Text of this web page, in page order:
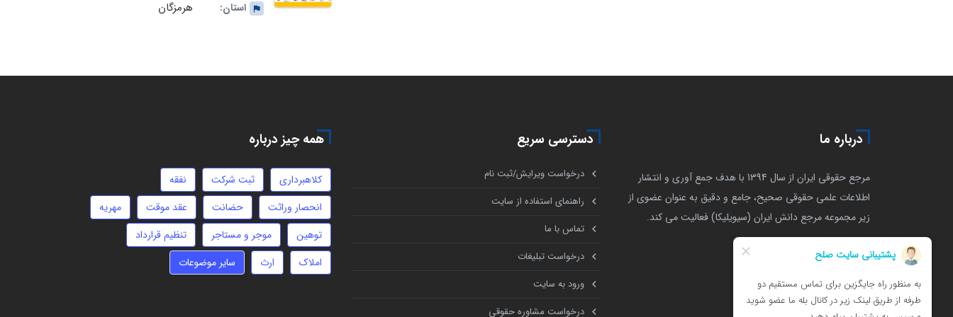
استان: هرمزگان
درباره ما
مرجع حقوقی ایران از سال 1394 با هدف جمع آوری و انتشار
اطلاعات علمی حقوقی صحیح، جامع و دقیق به عنوان عضوی از
زیر مجموعه مرجع دانش ایران (سیویلیکا) فعالیت می کند.
دسترسی سریع
درخواست ویرایش/ثبت نام
راهنمای استفاده از سایت
تماس با ما
درخواست تبلیغات
ورود به سایت
درخواست مشاوره حقوقی
همه چیز درباره
کلاهبرداری ثبت شرکت
نفقه
انحصار وراثت
حضانت عقد موقت
مهریه
توهین
موجر و مستاجر
تنظیم قرارداد
املاک
ارث سایر موضوعات